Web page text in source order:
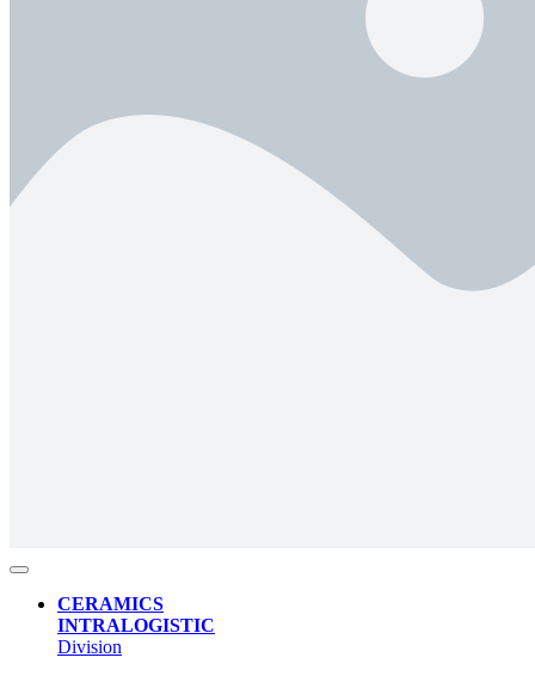
CERAMICS
INTRALOGISTIC
Division